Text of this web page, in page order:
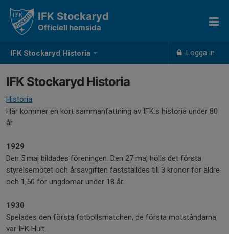
IFK Stockaryd Historia Logga in
IFK Stockaryd
Officiell hemsida
IFK Stockaryd Historia
Historia
Här kommer en kort sammanfattning av IFK:s historia under 80
år
1929
Den 5:maj bildades föreningen. Den 27 maj hölls det första
styrelsemötet och årsavgiften fastställdes till 3 kronor för äldre
och 1,50 för ungdomar under 18 år.
1930
Spelades den första fotbollsmatchen, de första motståndarna
var IFK Hult.